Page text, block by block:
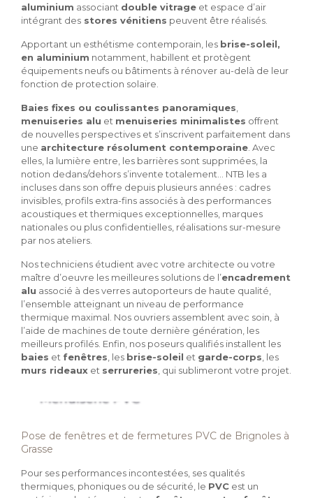
aluminium associant double vitrage et espace d’air
intégrant des stores vénitiens peuvent être réalisés.
Apportant un esthétisme contemporain, les brise-soleil,
en aluminium notamment, habillent et protègent
équipements neufs ou bâtiments à rénover au-delà de leur
fonction de protection solaire.
Baies fixes ou coulissantes panoramiques
menuiseries alu et menuiseries minimalistes offrent
de nouvelles perspectives et s’inscrivent parfaitement dans
une architecture résolument contemporaine . Avec
elles, la lumière entre, les barrières sont supprimées, la
notion dedans/dehors s’invente totalement… NTB les a
incluses dans son offre depuis plusieurs années : cadres
invisibles, profils extra-fins associés à des performances
acoustiques et thermiques exceptionnelles, marques
nationales ou plus confidentielles, réalisations sur-mesure
par nos ateliers.
Nos techniciens étudient avec votre architecte ou votre
maître d’oeuvre les meilleures solutions de l’encadrement
alu associé à des verres autoporteurs de haute qualité,
l’ensemble atteignant un niveau de performance
thermique maximal. Nos ouvriers assemblent avec soin, à
l’aide de machines de toute dernière génération, les
meilleurs profilés. Enfin, nos poseurs qualifiés installent les
baies et fenêtres , les brise-soleil et garde-corps , les
murs rideaux et serrureries , qui sublimeront votre projet.
Pose de fenêtres et de fermetures PVC de Brignoles à
Grasse
Pour ses performances incontestées, ses qualités
thermiques, phoniques ou de sécurité, le PVC est un